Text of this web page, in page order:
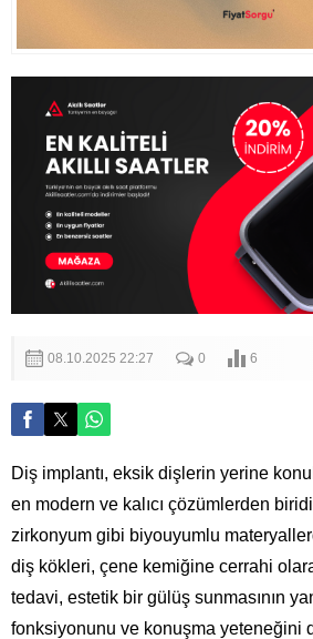
08.10.2025 22:27 0 6
Diş implantı, eksik dişlerin yerine
en modern ve kalıcı çözümlerden
zirkonyum gibi biyouyumlu
diş kökleri, çene kemiğine cerrahi
tedavi, estetik bir gülüş sunmasının
fonksiyonunu ve konuşma yeteneğini